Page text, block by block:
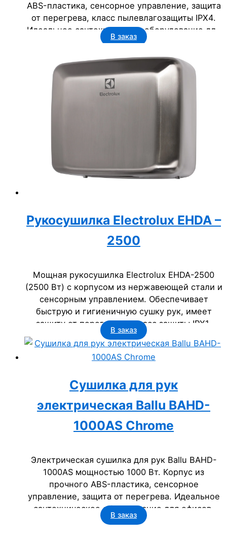
ABS-пластика, сенсорное управление, защита
от перегрева, класс пылевлагозащиты IPX4.
Идеальное сантехническое оборудование для
бизнеса: офисов, гостиниц, государственных
учреждений.
В заказ
Рукосушилка Electrolux EHDA –
2500
Мощная рукосушилка Electrolux EHDA-2500
(2500 Вт) с корпусом из нержавеющей стали и
сенсорным управлением. Обеспечивает
быструю и гигиеничную сушку рук, имеет
защиту от перегрева и класс защиты IPX1.
Идеальное сантехническое решение для
бизнеса: офисов, гостиниц, ресторанов и
госучреждений. Срок службы – 5 лет.
В заказ
Сушилка для рук
электрическая Ballu BAHD-
1000AS Chrome
Электрическая сушилка для рук Ballu BAHD-
1000AS мощностью 1000 Вт. Корпус из
прочного ABS-пластика, сенсорное
управление, защита от перегрева. Идеальное
сантехническое оборудование для офисов,
гостиниц, госучреждений. Надежность на 5
В заказ